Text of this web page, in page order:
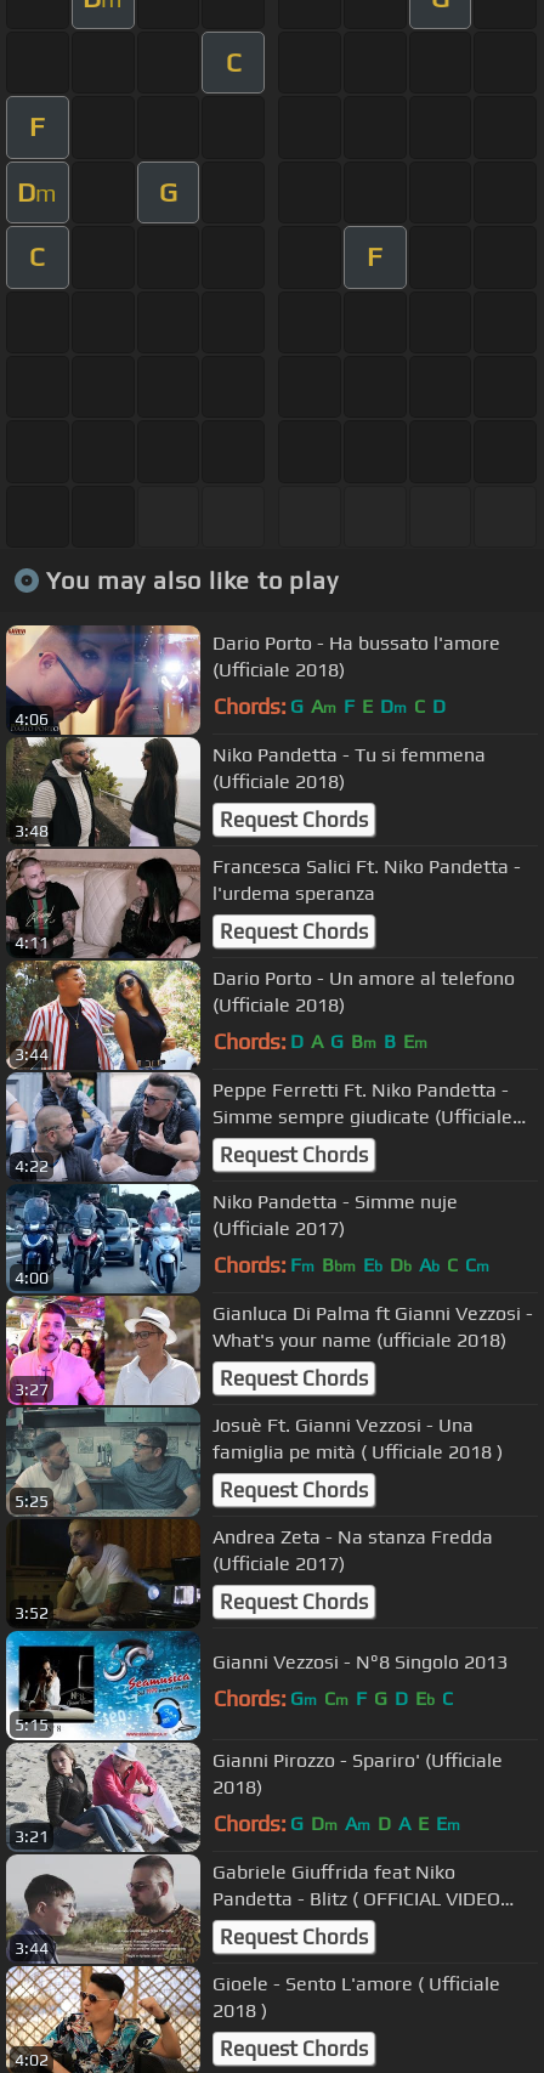
C
F
Dm G
C F
You may also like to play
4:06
Dario Porto - Ha bussato l'amore
(Ufficiale 2018)
Chords: G Am F E Dm C D
3:48
Niko Pandetta - Tu si femmena
(Ufficiale 2018)
Request Chords
4:11
Francesca Salici Ft. Niko Pandetta -
l'urdema speranza
Request Chords
3:44
Dario Porto - Un amore al telefono
(Ufficiale 2018)
Chords: D A G Bm B Em
4:22
Peppe Ferretti Ft. Niko Pandetta -
Simme sempre giudicate (Ufficiale
2017)
Request Chords
4:00
Niko Pandetta - Simme nuje
(Ufficiale 2017)
Chords: Fm Bbm Eb Db Ab C Cm
3:27
Gianluca Di Palma ft Gianni Vezzosi -
What's your name (ufficiale 2018)
Request Chords
5:25
Josuè Ft. Gianni Vezzosi - Una
famiglia pe mità ( Ufficiale 2018 )
Request Chords
3:52
Andrea Zeta - Na stanza Fredda
(Ufficiale 2017)
Request Chords
5:15
Gianni Vezzosi - N°8 Singolo 2013
Chords: Gm Cm F G D Eb C
3:21
Gianni Pirozzo - Spariro' (Ufficiale
2018)
Chords: G Dm Am D A E Em
3:44
Gabriele Giuffrida feat Niko
Pandetta - Blitz ( OFFICIAL VIDEO
2018 )
Request Chords
4:02
Gioele - Sento L'amore ( Ufficiale
2018 )
Request Chords